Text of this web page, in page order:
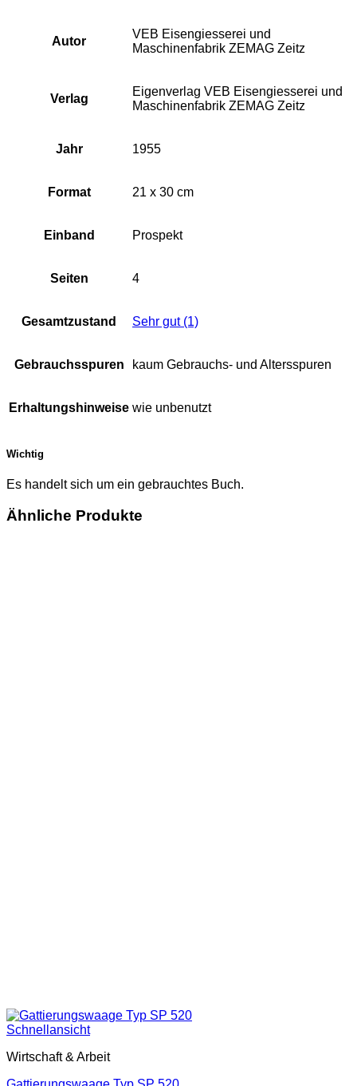
Autor
VEB Eisengiesserei und
Maschinenfabrik ZEMAG Zeitz
Verlag
Eigenverlag VEB Eisengiesserei und
Maschinenfabrik ZEMAG Zeitz
Jahr 1955
Format 21 x 30 cm
Einband Prospekt
Seiten 4
Gesamtzustand Sehr gut (1)
Gebrauchsspuren kaum Gebrauchs- und Altersspuren
Erhaltungshinweise wie unbenutzt
Wichtig
Es handelt sich um ein gebrauchtes Buch.
Ähnliche Produkte
Schnellansicht
Wirtschaft & Arbeit